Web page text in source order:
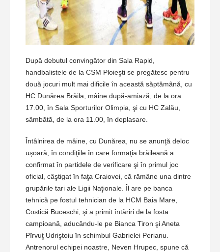
După debutul convingător din Sala Rapid,
handbalistele de la CSM Ploieşti se pregătesc pentru
două jocuri mult mai dificile în această săptămână, cu
HC Dunărea Brăila, mâine după-amiază, de la ora
17.00, în Sala Sporturilor Olimpia, şi cu HC Zalău,
sâmbătă, de la ora 11.00, în deplasare.
Întâlnirea de mâine, cu Dunărea, nu se anunţă deloc
uşoară, în condiţiile în care formaţia brăileană a
confirmat în partidele de verificare şi în primul joc
oficial, câştigat în faţa Craiovei, că rămâne una dintre
grupările tari ale Ligii Naţionale. Îl are pe banca
tehnică pe fostul tehnician de la HCM Baia Mare,
Costică Buceschi, şi a primit întăriri de la fosta
campioană, aducându-le pe Bianca Tiron şi Aneta
Pîrvuţ Udriştoiu în schimbul Gabrielei Perianu.
Antrenorul echipei noastre, Neven Hrupec, spune că